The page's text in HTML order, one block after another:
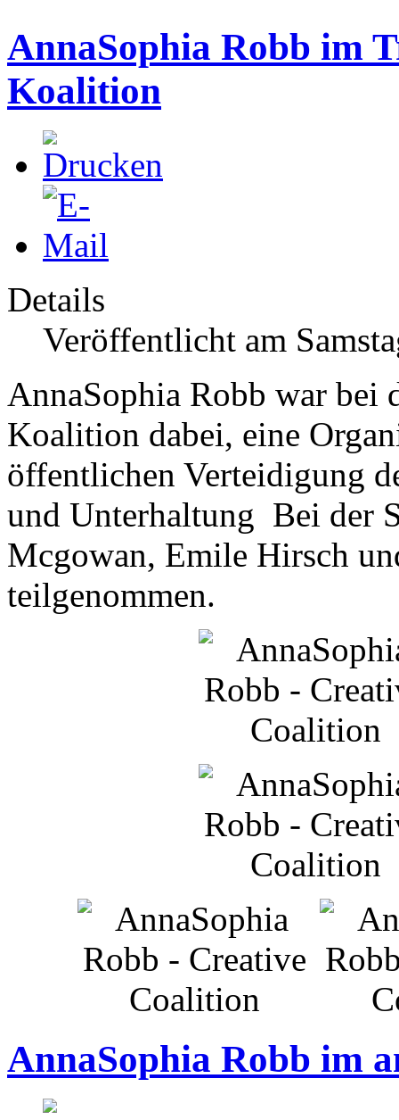
AnnaSophia Robb im
Koalition
Details
Veröffentlicht am
AnnaSophia Robb war bei
Koalition dabei, eine
öffentlichen Verteidigung
und Unterhaltung Bei der
Mcgowan, Emile Hirsch
teilgenommen.
AnnaSophia Robb im